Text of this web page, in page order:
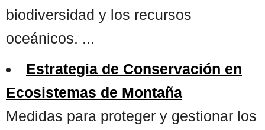
biodiversidad y los recursos
oceánicos. ...
Estrategia de Conservación en
Ecosistemas de Montaña
Medidas para proteger y gestionar los